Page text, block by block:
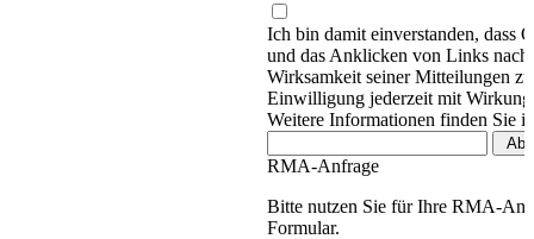
Ich bin damit einverstanden, dass
und das Anklicken von Links
Wirksamkeit seiner Mitteilungen
Einwilligung jederzeit mit
Weitere Informationen finden Sie
RMA-Anfrage
Bitte nutzen Sie für Ihre RMA-
Formular.